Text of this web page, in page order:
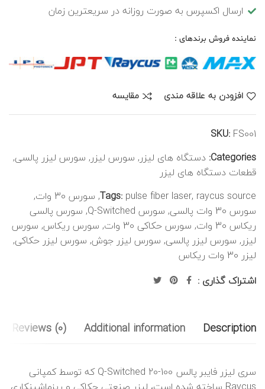
ارسال اکسپرس به صورت روزانه در سریعترین زمان
نماینده فروش برندهای :
افزودن به علاقه مندی مقایسه
SKU: FS001
Categories: دستگاه های لیزر, سورس لیزر, سورس لیزر پالسی,
قطعات دستگاه های لیزر
Tags: pulse fiber laser, raycus source
, سورس 30 وات
,
سورس 30 وات پالسی
, سورس Q-Switched , سورس پالسی
ریکاس 30 وات
, سورس حکاکی 30 وات , سورس ریکاس, سورس
لیزر, سورس لیزر پالسی, سورس لیزر جوش, سورس لیزر حکاکی,
لیزر 30 وات ریکاس
اشتراک گذاری :
Description
Additional information
Reviews (0)
سری لیزر فایبر پالس Q-Switched 20-100 که توسط کمپانی